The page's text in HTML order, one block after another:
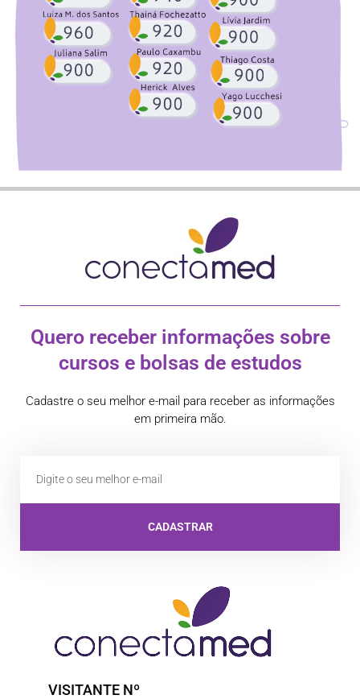
Quero receber informações sobre
cursos e bolsas de estudos
Cadastre o seu melhor e-mail para receber as informações
em primeira mão.
CADASTRAR
VISITANTE Nº